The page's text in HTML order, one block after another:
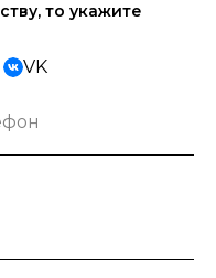
то укажите
VK